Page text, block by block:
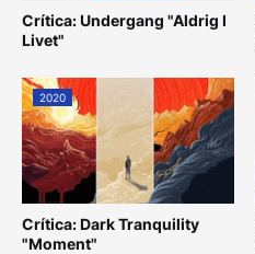
Crítica: Undergang "Aldrig I
Livet"
2020
Crítica: Dark Tranquility
"Moment"